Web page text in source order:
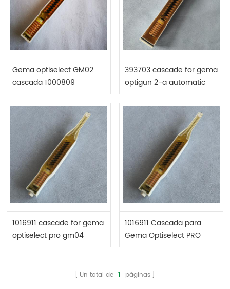
Gema optiselect GM02
cascada 1000809
393703 cascade for gema
optigun 2-a automatic
powder gun
1016911 cascade for gema
optiselect pro gm04
1016911 Cascada para
Gema Optiselect PRO
GM04
Un total de 1 páginas